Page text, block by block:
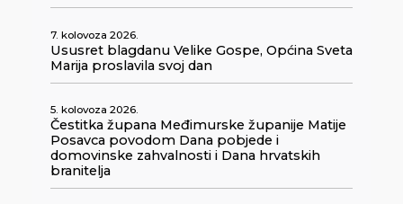
7. kolovoza 2026.
Ususret blagdanu Velike Gospe, Općina Sveta
Marija proslavila svoj dan
5. kolovoza 2026.
Čestitka župana Međimurske županije Matije
Posavca povodom Dana pobjede i
domovinske zahvalnosti i Dana hrvatskih
branitelja